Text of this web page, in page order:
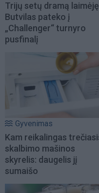
Trijų setų dramą
Butvilas pateko į
„Challenger“ turnyro
pusfinalį
Gyvenimas
Kam reikalingas
skalbimo mašinos
skyrelis: daugelis jį
sumaišo